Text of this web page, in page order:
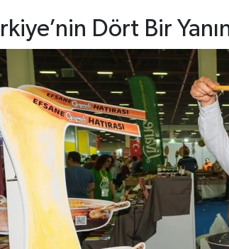
Dört Bir